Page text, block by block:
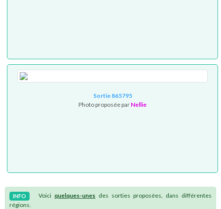
Sortie 865795
Photo proposée par Nellie
INFO Voici quelques-unes des sorties proposées, dans différentes
régions.